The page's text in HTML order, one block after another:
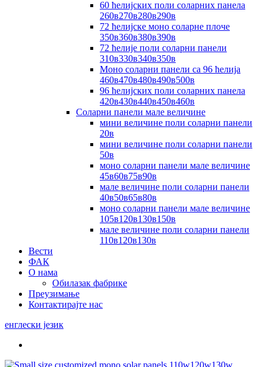
60 ћелијских поли соларних панела
260в270в280в290в
72 ћелијске моно соларне плоче
350в360в380в390в
72 ћелије поли соларни панели
310в330в340в350в
Моно соларни панели са 96 ћелија
460в470в480в490в500в
96 ћелијских поли соларних панела
420в430в440в450в460в
Соларни панели мале величине
мини величине поли соларни панели
20в
мини величине поли соларни панели
50в
моно соларни панели мале величине
45в60в75в90в
мале величине поли соларни панели
40в50в65в80в
моно соларни панели мале величине
105в120в130в150в
мале величине поли соларни панели
110в120в130в
Вести
ФАК
О нама
Обилазак фабрике
Преузимање
Контактирајте нас
енглески језик